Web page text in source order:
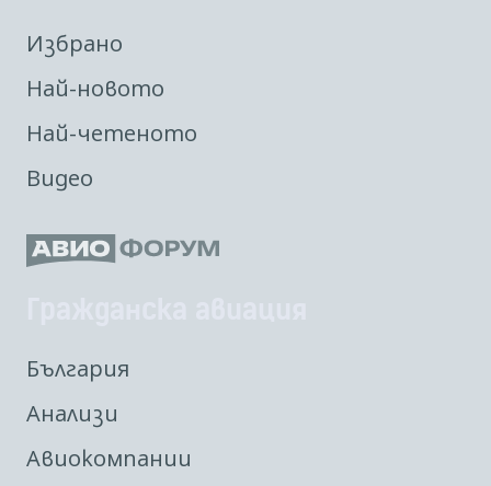
Избрано
Най-новото
Най-четеното
Видео
България
Анализи
Авиокомпании